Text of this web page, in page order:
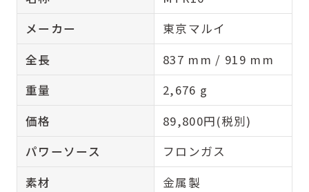
メーカー
東京マルイ
全長
837 mm / 919 mm
重量
2,676 g
価格
89,800円(税別)
パワーソース
フロンガス
素材
金属製